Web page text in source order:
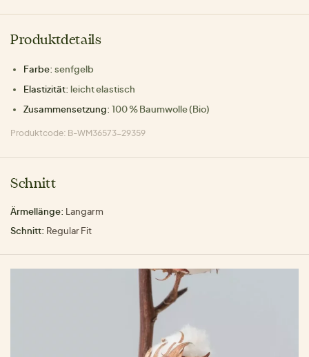
Produktdetails
Farbe: senfgelb
Elastizität: leicht elastisch
Zusammensetzung: 100 % Baumwolle (Bio)
Produktcode: B-WM36573-29359
Schnitt
Ärmellänge: Langarm
Schnitt: Regular Fit